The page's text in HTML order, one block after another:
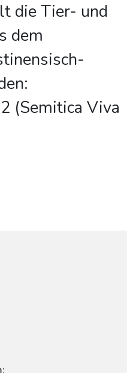
die Tier- und
dem
(Semitica Viva